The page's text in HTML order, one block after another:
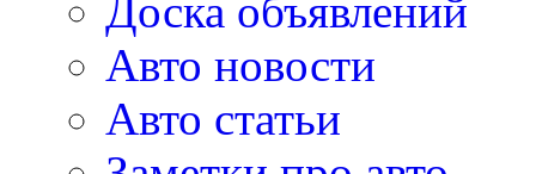
Доска объявлений
Авто новости
Авто статьи